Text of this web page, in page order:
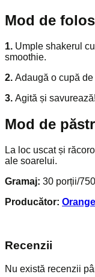
Mod de
1. Umple shakerul
smoothie.
2. Adaugă o cupă
3. Agită și savurează!
Mod de
La loc uscat și
ale soarelui.
Gramaj: 30 porții/
Producător:
Recenzii
Nu există recenzii